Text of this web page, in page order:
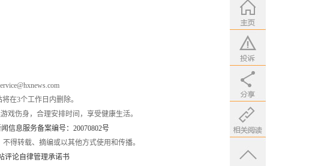
在3个工作日内删除。
戏伤身，合理安排时间，享受健康生活。
信息服务备案编号：20070802号
得转载、摘编或以其他方式使用和传播。
评论自律管理承诺书